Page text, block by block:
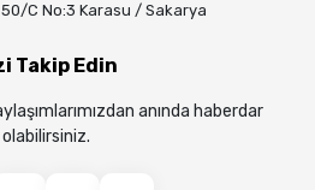
50/C No:3 Karasu / Sakarya
Takip Edin
anında haberdar
olabilirsiniz.